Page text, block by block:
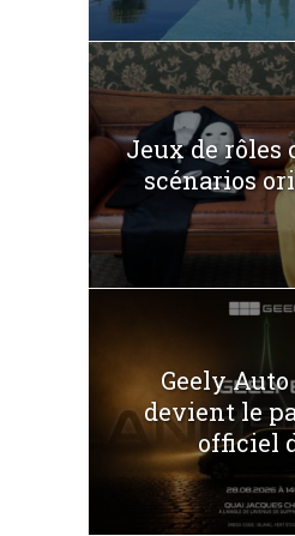
Jeux de rôles
scénarios
Geely
devient le
officiel